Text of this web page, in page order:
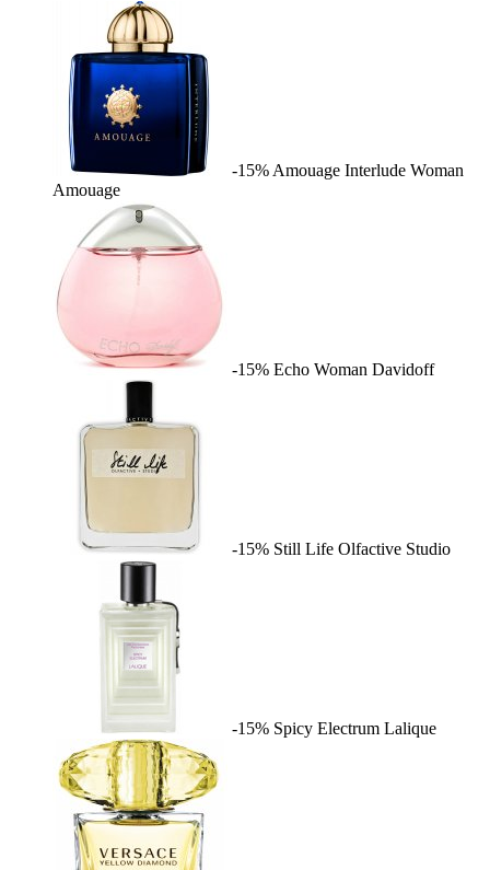
-15% Amouage Interlude Woman
Amouage
-15% Echo Woman Davidoff
-15% Still Life Olfactive Studio
-15% Spicy Electrum Lalique